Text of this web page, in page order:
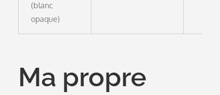
(blanc
opaque)
Ma propre